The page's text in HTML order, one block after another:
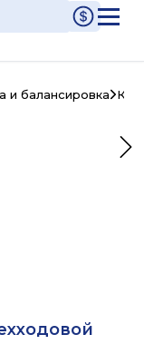
и балансировка